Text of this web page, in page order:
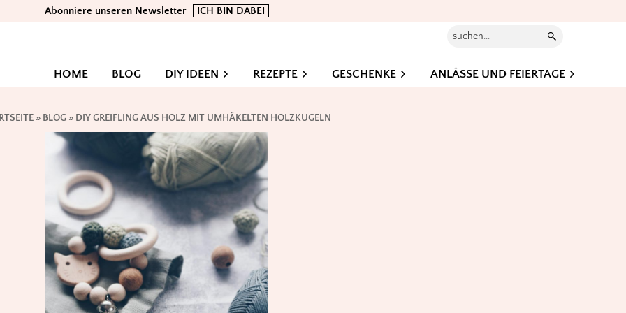
Abonniere unseren Newsletter ICH BIN DABEI
Suchen...
HOME BLOG DIY IDEEN REZEPTE GESCHENKE ANLÄSSE UND FEIERTAGE
» BLOG » DIY GREIFLING AUS HOLZ MIT UMHÄKELTEN HOLZKUGELN